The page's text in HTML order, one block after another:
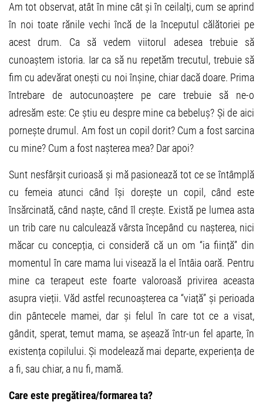
Am tot observat, atât în mine cât și în ceilalți, cum se aprind
în noi toate rănile vechi încă de la începutul călătoriei pe
acest drum. Ca să vedem viitorul adesea trebuie să
cunoaștem istoria. Iar ca să nu repetăm trecutul, trebuie să
fim cu adevărat onești cu noi înșine, chiar dacă doare. Prima
întrebare de autocunoaștere pe care trebuie să ne-o
adresăm este: Ce știu eu despre mine ca bebeluș? Și de aici
pornește drumul. Am fost un copil dorit? Cum a fost sarcina
cu mine? Cum a fost nașterea mea? Dar apoi?
Sunt nesfârșit curioasă și mă pasionează tot ce se întâmplă
cu femeia atunci când își dorește un copil, când este
însărcinată, când naște, când îl crește. Există pe lumea asta
un trib care nu calculează vârsta începând cu nașterea, nici
măcar cu concepția, ci consideră că un om “ia ființă” din
momentul în care mama lui visează la el întâia oară. Pentru
mine ca terapeut este foarte valoroasă privirea aceasta
asupra vieții. Văd astfel recunoașterea ca “viață” și perioada
din pântecele mamei, dar și felul în care tot ce a visat,
gândit, sperat, temut mama, se așează într-un fel aparte, în
existența copilului. Și modelează mai departe, experiența de
a fi, sau chiar, a nu fi, mamă.
Care este pregătirea/formarea ta?